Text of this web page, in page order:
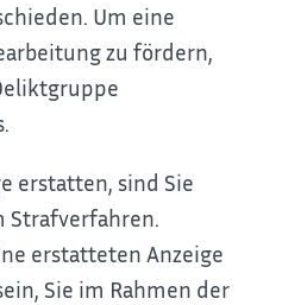
Um eine
zu fördern,
erstatten, sind Sie
Strafverfahren.
erstatteten Anzeige
Sie im Rahmen der